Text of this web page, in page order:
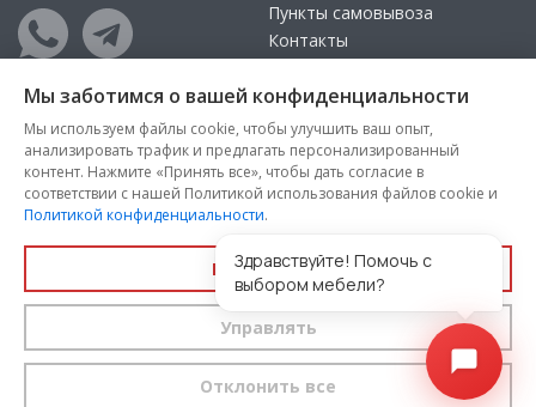
Пункты самовывоза
Контакты
Copyright © 2026, ООО «100 Диванов» — Все права защищены
Администрация Сайта не несет ответственности за
размещаемые Пользователями материалы, их содержание,
качество.
политики конфиденциальностии
пользовательского соглашениякаждый раз, когда оставляете
свои данные в любой форме обратной связи на сайте
Мы заботимся о вашей конфиденциальности
Мы используем файлы cookie, чтобы улучшить ваш опыт,
анализировать трафик и предлагать персонализированный
контент. Нажмите «Принять все», чтобы дать согласие в
соответствии с нашей Политикой использования файлов cookie и
Политикой конфиденциальности.
Принять все
Управлять
Отклонить все
Здравствуйте! Помочь с
выбором мебели?